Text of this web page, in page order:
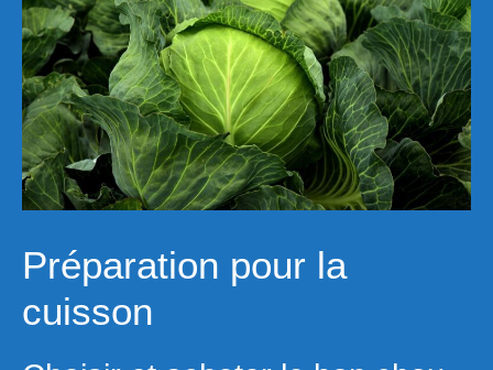
Préparation pour la
cuisson